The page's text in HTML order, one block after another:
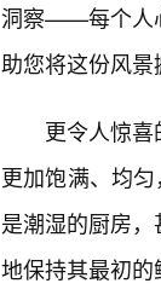
洞察——每个人
助您将这份风景
更令人惊
更加饱满、均
是潮湿的厨房
地保持其最初的